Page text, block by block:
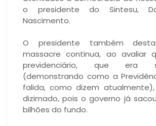
o presidente do Sintesu,
Nascimento.
O presidente também
massacre continua, ao avaliar
previdenciário, que era
(demonstrando como a
falida, como dizem
dizimado, pois o governo já
bilhões do fundo.